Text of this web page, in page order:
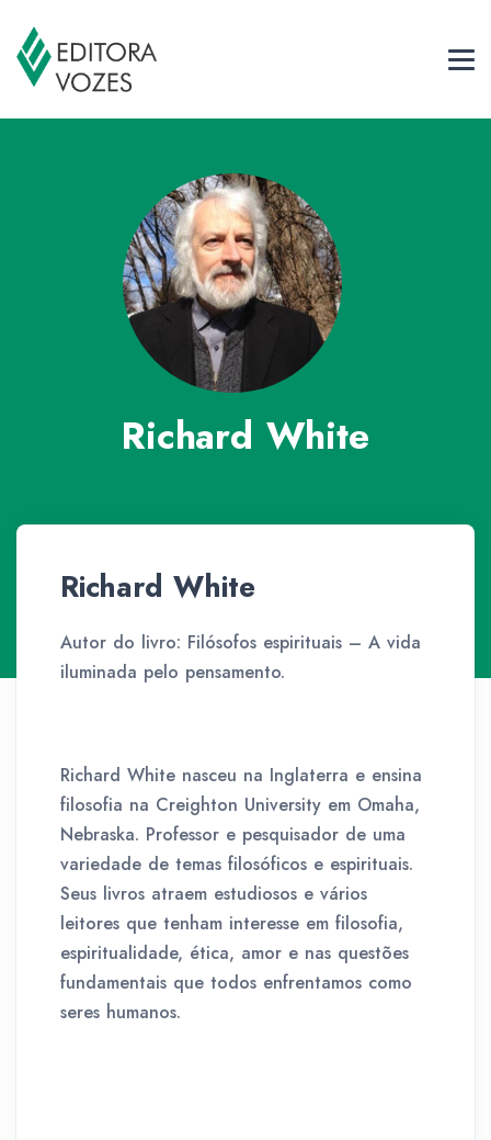
Richard White
Richard White
Autor do livro: Filósofos espirituais – A vida
iluminada pelo pensamento.
Richard White nasceu na Inglaterra e ensina
filosofia na Creighton University em Omaha,
Nebraska. Professor e pesquisador de uma
variedade de temas filosóficos e espirituais.
Seus livros atraem estudiosos e vários
leitores que tenham interesse em filosofia,
espiritualidade, ética, amor e nas questões
fundamentais que todos enfrentamos como
seres humanos.